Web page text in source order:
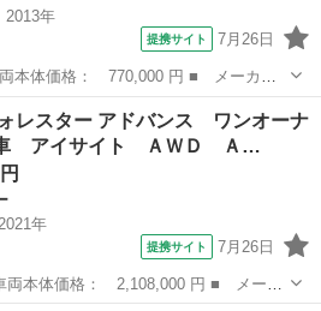
2013年
提携サイト 7月26日
レスター ■ グレード名： ２．０
ックカメラ オートクルーズコント
レスター アドバンス ワンオーナ
アイサイト ＡＷＤ Ａ…
年
提携サイト 7月26日